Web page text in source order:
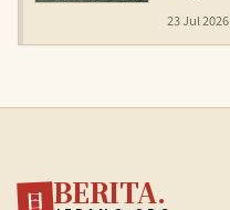
23 Jul 2026
日 BERITA.